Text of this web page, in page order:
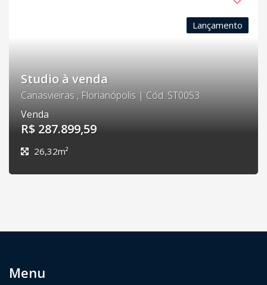
Lançamento
Studio à venda
Canasvieiras , Florianópolis | Cód. ST0053
Venda
R$ 287.899,59
26,32m²
Menu